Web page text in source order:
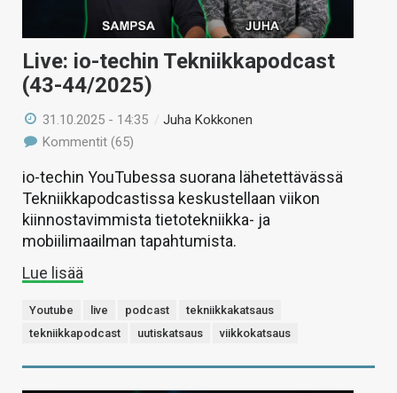
Live: io-techin Tekniikkapodcast
(43-44/2025)
31.10.2025 - 14:35 /Juha Kokkonen
Kommentit (65)
io-techin YouTubessa suorana lähetettävässä
Tekniikkapodcastissa keskustellaan viikon
kiinnostavimmista tietotekniikka- ja
mobiilimaailman tapahtumista.
Lue lisää
Youtube live podcast
tekniikkakatsaus
tekniikkapodcast
uutiskatsaus viikkokatsaus